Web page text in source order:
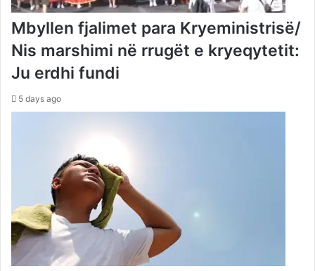
Mbyllen fjalimet para Kryeministrisë/
Nis marshimi në rrugët e kryeqytetit:
Ju erdhi fundi
5 days ago